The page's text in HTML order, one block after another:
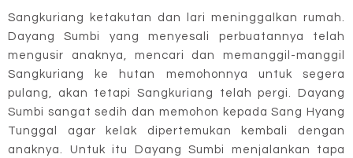
Sangkuriang ketakutan dan lari meninggalkan rumah.
Dayang Sumbi yang menyesali perbuatannya telah
mengusir anaknya, mencari dan memanggil-manggil
Sangkuriang ke hutan memohonnya untuk segera
pulang, akan tetapi Sangkuriang telah pergi. Dayang
Sumbi sangat sedih dan memohon kepada Sang Hyang
Tunggal agar kelak dipertemukan kembali dengan
anaknya. Untuk itu Dayang Sumbi menjalankan tapa